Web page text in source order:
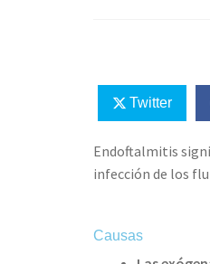
Twitter
Endoftalmitis
infección de los
Causas